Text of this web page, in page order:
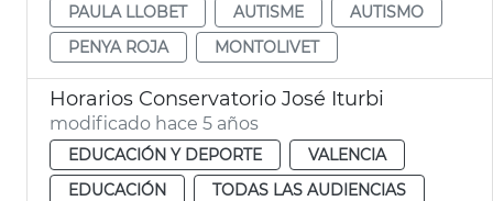
PAULA LLOBET
AUTISME
AUTISMO
PENYA ROJA
MONTOLIVET
Horarios Conservatorio José Iturbi
modificado hace 5 años
EDUCACIÓN Y DEPORTE
VALENCIA
EDUCACIÓN
TODAS LAS AUDIENCIAS